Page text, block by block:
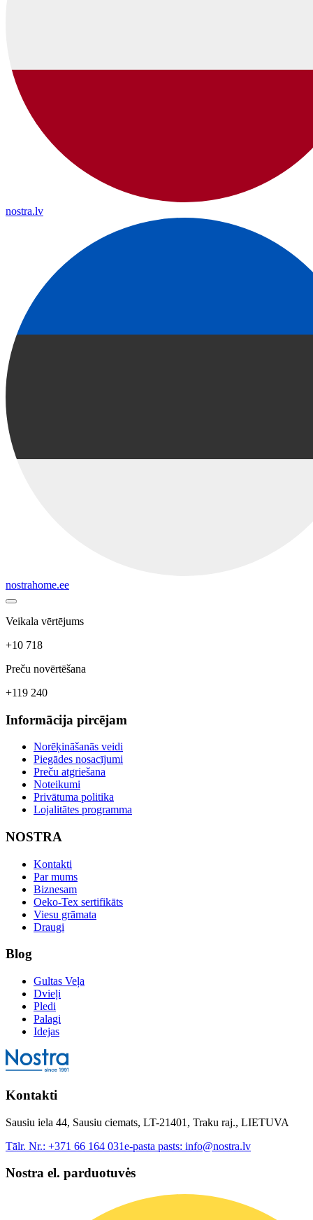
nostra.lv
nostrahome.ee
Veikala vērtējums
+10 718
Preču novērtēšana
+119 240
Informācija pircējam
Norēķināšanās veidi
Piegādes nosacījumi
Preču atgriešana
Noteikumi
Privātuma politika
Lojalitātes programma
NOSTRA
Kontakti
Par mums
Biznesam
Oeko-Tex sertifikāts
Viesu grāmata
Draugi
Blog
Gultas Veļa
Dvieļi
Pledi
Palagi
Idejas
Kontakti
Sausiu iela 44, Sausiu ciemats, LT-21401, Traku raj., LIETUVA
Tālr. Nr.: +371 66 164 031e-pasta pasts: info@nostra.lv
Nostra el. parduotuvės